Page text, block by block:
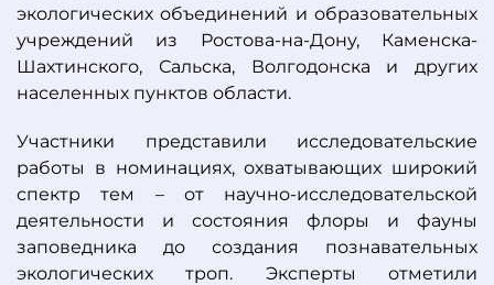
экологических объединений и образовательных
учреждений из Ростова-на-Дону, Каменска-
Шахтинского, Сальска, Волгодонска и других
населенных пунктов области.
Участники представили исследовательские
работы в номинациях, охватывающих широкий
спектр тем – от научно-исследовательской
деятельности и состояния флоры и фауны
заповедника до создания познавательных
экологических троп. Эксперты отметили